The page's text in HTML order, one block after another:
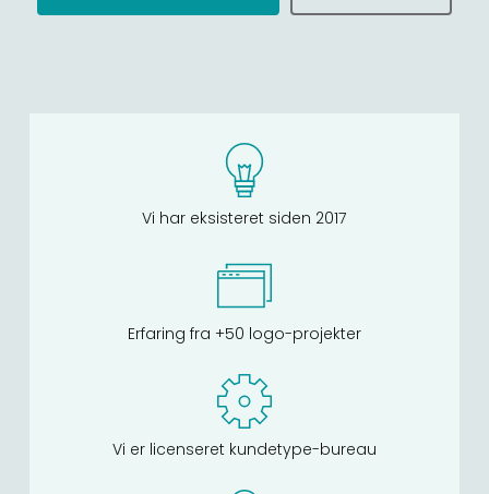
Vi har eksisteret siden 2017
Erfaring fra +50 logo-projekter
Vi er licenseret kundetype-bureau